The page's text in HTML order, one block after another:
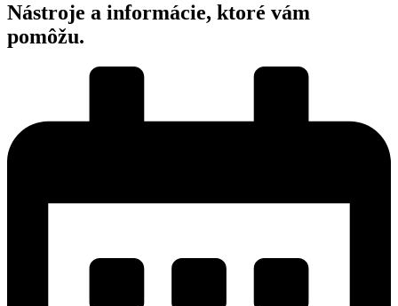
Nástroje a informácie, ktoré vám
pomôžu.